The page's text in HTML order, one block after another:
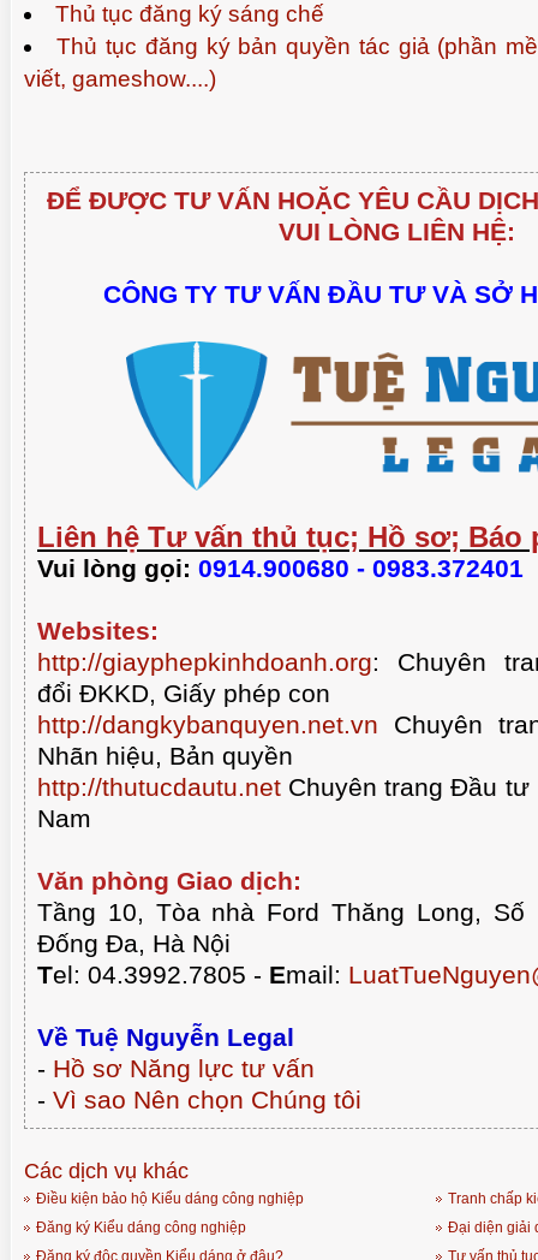
Thủ tục đăng ký sáng chế
Thủ tục đăng ký bản quyền tác giả (phần
viết, gameshow....)
ĐỂ ĐƯỢC TƯ VẤN HOẶC YÊU CẦU
VUI LÒNG LIÊN HỆ:
CÔNG TY TƯ VẤN ĐẦU TƯ VÀ SỞ
Liên hệ Tư vấn thủ tục; Hồ sơ; Báo
Vui lòng gọi: 0914.900680 - 0983.372401
Websites:
http://giayphepkinhdoanh.org:
Chuyên
đổi ĐKKD, Giấy phép con
http://dangkybanquyen.net.vn Chuyên
Nhãn hiệu, Bản quyền
http://thutucdautu.net Chuyên trang Đầu
Nam
Văn phòng Giao dịch:
Tầng 10, Tòa nhà Ford Thăng Long, Số
Đống Đa, Hà Nội
Tel: 04.3992.7805 - Email:
Về Tuệ Nguyễn Legal
- Hồ sơ Năng lực tư vấn
- Vì sao Nên chọn Chúng tôi
Các dịch vụ khác
Điều kiện bảo hộ Kiểu dáng công nghiệp
Đăng ký Kiểu dáng công nghiệp
Đăng ký độc quyền Kiểu dáng ở đâu?
Tranh chấp
Đại diện giải
Tư vấn thủ